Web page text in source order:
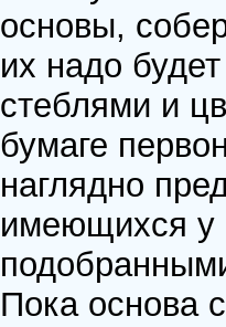
основы,
их надо
стеблями и
бумаге
наглядно
имеющихся у
Пока основа